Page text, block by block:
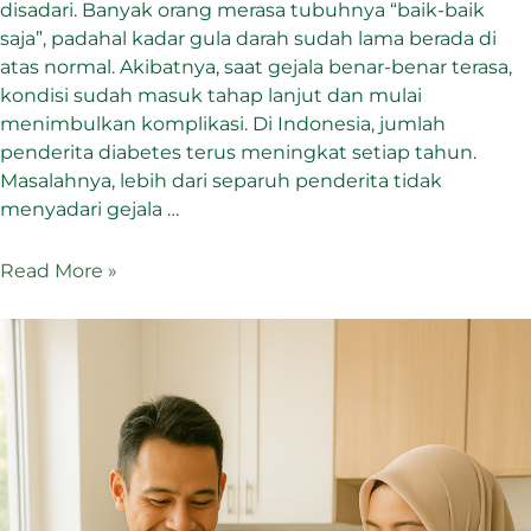
disadari. Banyak orang merasa tubuhnya “baik-baik
saja”, padahal kadar gula darah sudah lama berada di
atas normal. Akibatnya, saat gejala benar-benar terasa,
kondisi sudah masuk tahap lanjut dan mulai
menimbulkan komplikasi. Di Indonesia, jumlah
penderita diabetes terus meningkat setiap tahun.
Masalahnya, lebih dari separuh penderita tidak
menyadari gejala …
Read More »